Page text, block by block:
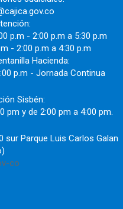
p.m - 2:00 p.m a 5:30 p.m
- 2:00 p.m a 4:30 p.m
Hacienda:
p.m - Jornada Continua
Sisbén:
pm y de 2:00 pm a 4:00 pm.
sur Parque Luis Carlos Galan